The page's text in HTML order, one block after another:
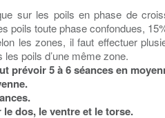
sur les poils en phase de
poils toute phase confondues,
les zones, il faut effectuer
poils d’une même zone.
prévoir 5 à 6 séances en
dos, le ventre et le torse.